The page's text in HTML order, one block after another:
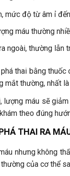
mức độ từ âm ỉ
máu thường
ngoài, thường lẫn
thai bằng
mắt thường, nhất
lượng máu sẽ
theo đúng
THAI RA
nhưng không
của cơ thể